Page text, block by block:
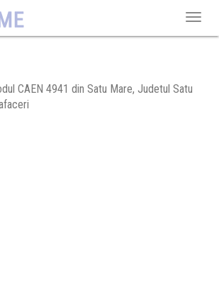
CAEN 4941 din Satu Mare, Judetul Satu